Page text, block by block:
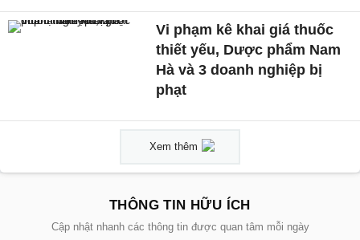
Vi phạm kê khai giá thuốc
thiết yếu, Dược phẩm Nam
Hà và 3 doanh nghiệp bị
phạt
Xem thêm
THÔNG TIN HỮU ÍCH
Cập nhật nhanh các thông tin được quan tâm mỗi ngày